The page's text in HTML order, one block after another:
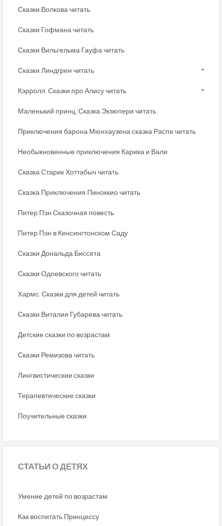
Сказки Волкова читать
Сказки Гофмана читать
Сказки Вильгельма Гауфа читать
Сказки Линдгрен читать
Кэрролл. Сказки про Алису читать
Маленький принц. Сказка Экзюпери читать
Приключения барона Мюнхаузена сказка Распе читать
Необыкновенные приключения Карика и Вали
Сказка Старик Хоттабыч читать
Сказка Приключения Пиноккио читать
Питер Пэн Сказочная повесть
Питер Пэн в Кенсингтонском Саду
Сказки Дональда Биссета
Сказки Одоевского читать
Хармс. Сказки для детей читать
Сказки Виталия Губарева читать
Детские сказки по возрастам
Сказки Ремизова читать
Лингвистические сказки
Терапевтические сказки
Поучительные сказки
СТАТЬИО ДЕТЯХ
Умение детей по возрастам
Как воспитать Принцессу